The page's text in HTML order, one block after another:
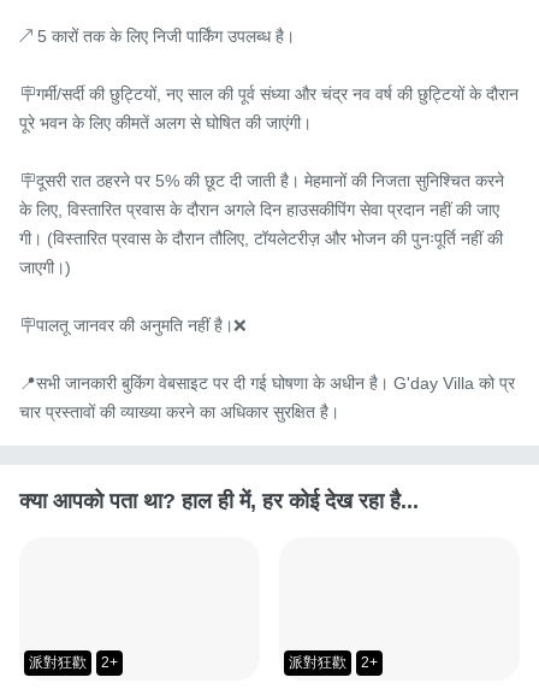
↗ 5 कारों तक के लिए निजी पार्किंग उपलब्ध है।
🪧गर्मी/सर्दी की छुट्टियों, नए साल की पूर्व संध्या और चंद्र नव वर्ष की छुट्टियों के दौरान
पूरे भवन के लिए कीमतें अलग से घोषित की जाएंगी।
🪧दूसरी रात ठहरने पर 5% की छूट दी जाती है। मेहमानों की निजता सुनिश्चित करने
के लिए, विस्तारित प्रवास के दौरान अगले दिन हाउसकीपिंग सेवा प्रदान नहीं की जाए
गी। (विस्तारित प्रवास के दौरान तौलिए, टॉयलेटरीज़ और भोजन की पुनःपूर्ति नहीं की
जाएगी।)
🪧पालतू जानवर की अनुमति नहीं है।❌
📍सभी जानकारी बुकिंग वेबसाइट पर दी गई घोषणा के अधीन है। G'day Villa को प्र
चार प्रस्तावों की व्याख्या करने का अधिकार सुरक्षित है।
क्या आपको पता था? हाल ही में, हर कोई देख रहा है...
派對狂歡 2+ 派對狂歡 2+